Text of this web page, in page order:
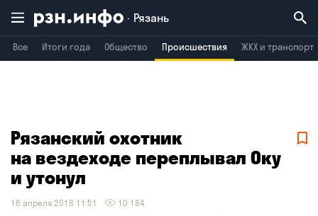
Рязань
Все Итоги года Общество Происшествия ЖКХ и транспорт
Воронеж Брянск
Рязанский охотник
на вездеходе переплывал Оку
и утонул
16 апреля 2018 11:51 10 184